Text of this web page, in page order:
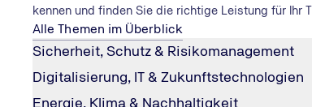
kennen und finden Sie die richtige Leistung für Ihr
Alle Themen im Überblick
Sicherheit, Schutz & Risikomanagement
Digitalisierung, IT & Zukunftstechnologien
Energie, Klima & Nachhaltigkeit
Das kommt 2026 auf Sie zu
Neue Typklassen lassen die Kfz-
Im Jahr 2026 wird die Kfz-Versicherung für